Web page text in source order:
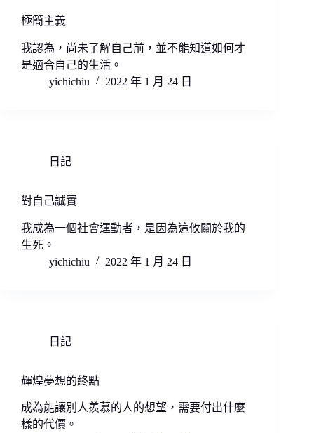
極簡主義
我認為，尚未了解自己前，並不能知道如何才
是適合自己的生活。
yichichiu
2022 年 1 月 24 日
日記
對自己誠實
我成為一個社會運動者，是因為這攸關於我的
生死。
yichichiu
2022 年 1 月 24 日
日記
輝煌夢想的終點
成為能讓別人羨慕的人的想望，需要付出什麼
樣的代價。